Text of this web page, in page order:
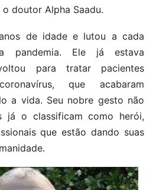
doutor Alpha Saadu.
de idade e lutou a cada
pandemia. Ele já estava
para tratar pacientes
que acabaram
a vida. Seu nobre gesto não
já o classificam como herói,
que estão dando suas